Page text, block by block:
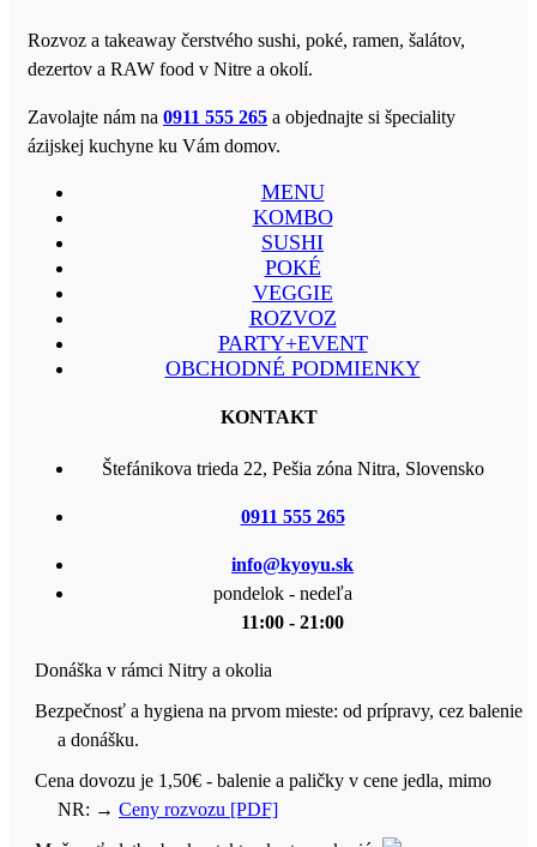
Rozvoz a takeaway čerstvého sushi, poké, ramen, šalátov,
dezertov a RAW food v Nitre a okolí.
Zavolajte nám na 0911 555 265 a objednajte si špeciality
ázijskej kuchyne ku Vám domov.
MENU
KOMBO
SUSHI
POKÉ
VEGGIE
ROZVOZ
PARTY+EVENT
OBCHODNÉ PODMIENKY
KONTAKT
Štefánikova trieda 22, Pešia zóna Nitra, Slovensko
0911 555 265
info@kyoyu.sk
pondelok - nedeľa
11:00 - 21:00
Donáška v rámci Nitry a okolia
Bezpečnosť a hygiena na prvom mieste: od prípravy, cez balenie
a donášku.
Cena dovozu je 1,50€ - balenie a paličky v cene jedla, mimo
NR: → Ceny rozvozu [PDF]